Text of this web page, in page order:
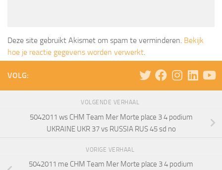
Deze site gebruikt Akismet om spam te verminderen. Bekijk
hoe je reactie gegevens worden verwerkt.
VOLG:
VOLGENDE VERHAAL
5042011 ws CHM Team Mer Morte place 3 4 podium
UKRAINE UKR 37 vs RUSSIA RUS 45 sd no
VORIGE VERHAAL
5042011 me CHM Team Mer Morte place 3 4 podium